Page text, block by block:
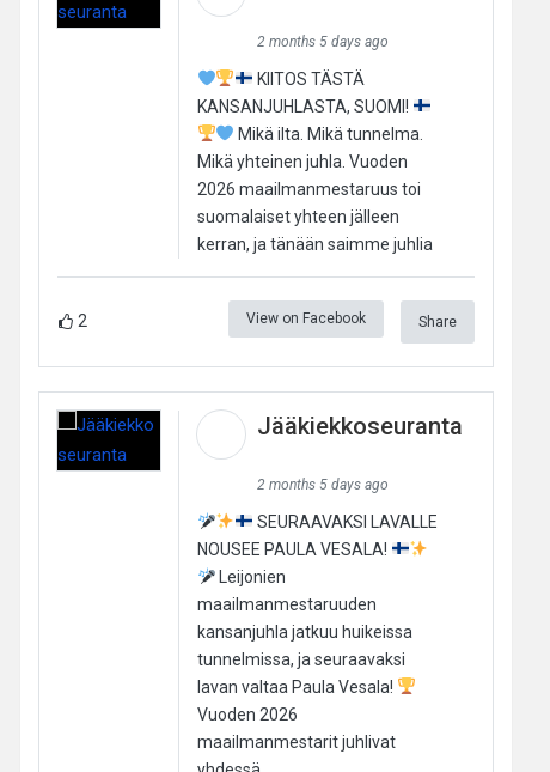
2 months 5 days ago
KIITOS TÄSTÄ
KANSANJUHLASTA, SUOMI!
Mikä ilta. Mikä tunnelma.
Mikä yhteinen juhla. Vuoden
2026 maailmanmestaruus toi
suomalaiset yhteen jälleen
kerran, ja tänään saimme juhlia
2 View on Facebook Share
Jääkiekkoseuranta
2 months 5 days ago
SEURAAVAKSI LAVALLE
NOUSEE PAULA VESALA!
Leijonien
maailmanmestaruuden
kansanjuhla jatkuu huikeissa
tunnelmissa, ja seuraavaksi
lavan valtaa Paula Vesala!
Vuoden 2026
maailmanmestarit juhlivat